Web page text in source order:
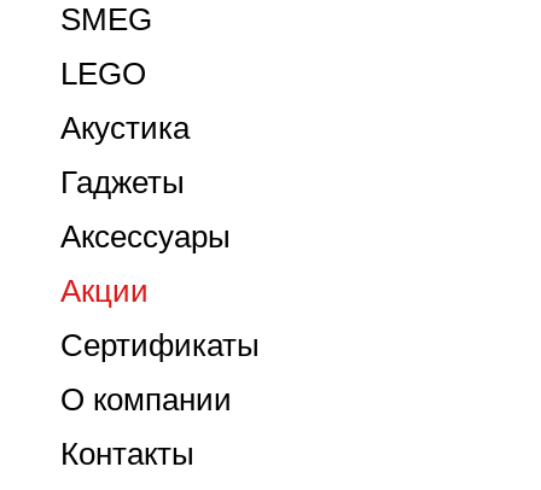
Контакты
О компании
Сертификаты
Акции
Аксессуары
Гаджеты
Акустика
LEGO
SMEG